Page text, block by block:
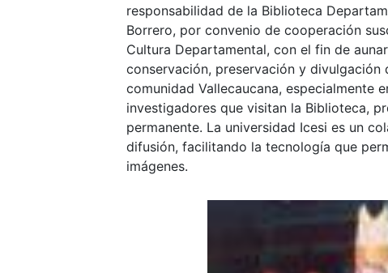
responsabilidad de la Biblioteca
Borrero, por convenio de cooperación
Cultura Departamental, con el fin de
conservación, preservación y divulgación
comunidad Vallecaucana, especialmente
investigadores que visitan la Biblioteca,
permanente. La universidad Icesi es un
difusión, facilitando la tecnología que
imágenes.